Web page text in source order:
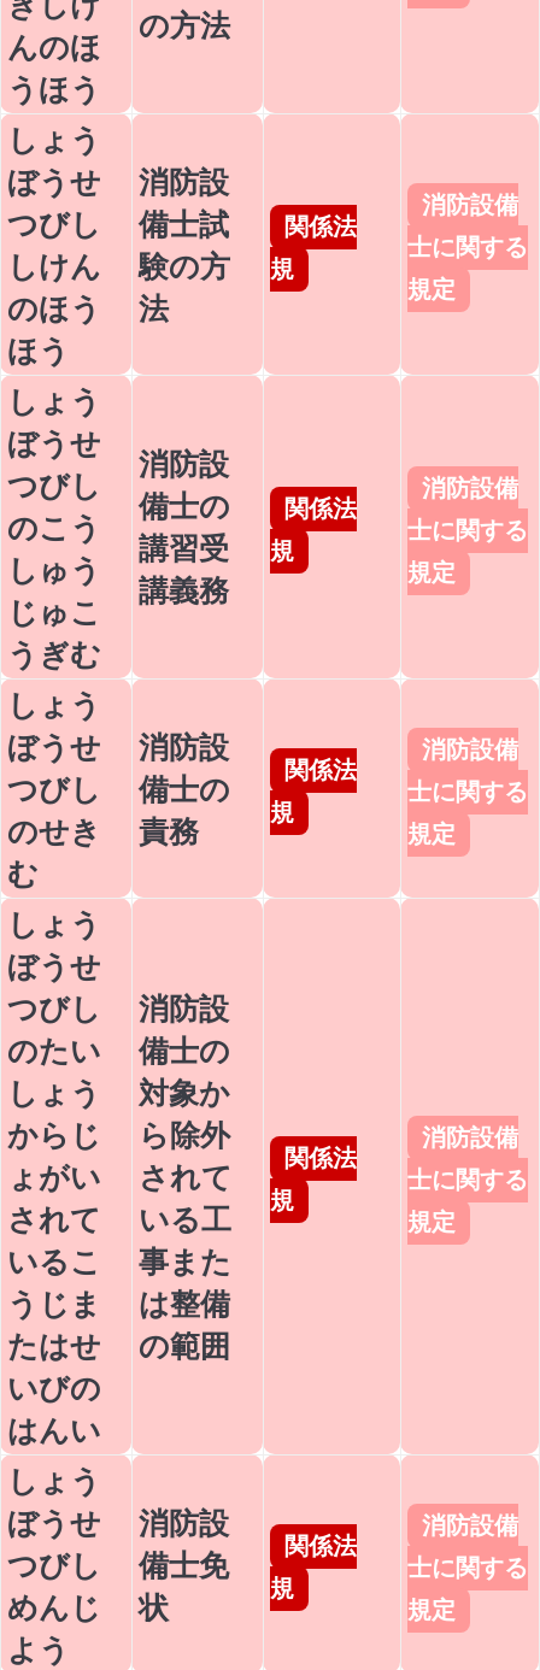
んのほ
うほう
の方法
しょう
ぼうせ
つびし
しけん
のほう
ほう
消防設
備士試
験の方
法
関係法
規
消防設備
士に関する
規定
しょう
ぼうせ
つびし
のこう
しゅう
じゅこ
うぎむ
消防設
備士の
講習受
講義務
関係法
規
消防設備
士に関する
規定
しょう
ぼうせ
つびし
のせき
む
消防設
備士の
責務
関係法
規
消防設備
士に関する
規定
しょう
ぼうせ
つびし
のたい
しょう
からじ
ょがい
されて
いるこ
うじま
たはせ
いびの
はんい
消防設
備士の
対象か
ら除外
されて
いる工
事また
は整備
の範囲
関係法
規
消防設備
士に関する
規定
しょう
ぼうせ
つびし
めんじ
よう
消防設
備士免
状
関係法
規
消防設備
士に関する
規定